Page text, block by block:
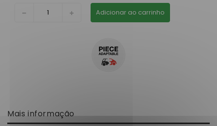
Adicionar ao carrinho
Mais informação